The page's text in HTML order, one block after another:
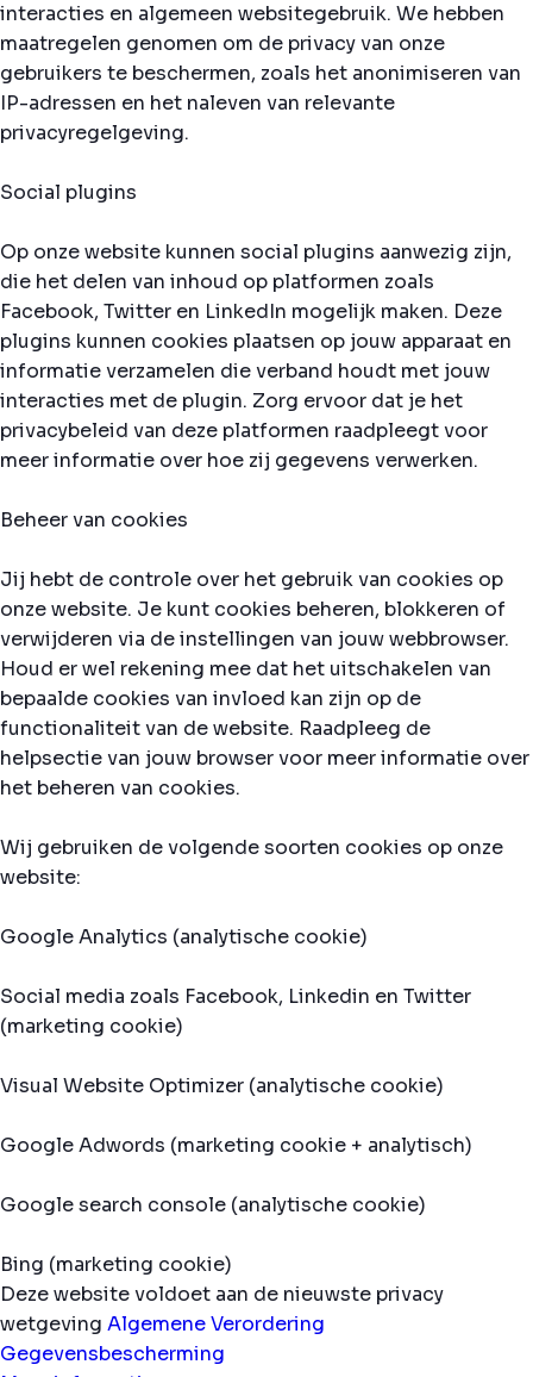
interacties en algemeen websitegebruik. We hebben
maatregelen genomen om de privacy van onze
gebruikers te beschermen, zoals het anonimiseren van
IP-adressen en het naleven van relevante
privacyregelgeving.
Social plugins
Op onze website kunnen social plugins aanwezig zijn,
die het delen van inhoud op platformen zoals
Facebook, Twitter en LinkedIn mogelijk maken. Deze
plugins kunnen cookies plaatsen op jouw apparaat en
informatie verzamelen die verband houdt met jouw
interacties met de plugin. Zorg ervoor dat je het
privacybeleid van deze platformen raadpleegt voor
meer informatie over hoe zij gegevens verwerken.
Beheer van cookies
Jij hebt de controle over het gebruik van cookies op
onze website. Je kunt cookies beheren, blokkeren of
verwijderen via de instellingen van jouw webbrowser.
Houd er wel rekening mee dat het uitschakelen van
bepaalde cookies van invloed kan zijn op de
functionaliteit van de website. Raadpleeg de
helpsectie van jouw browser voor meer informatie over
het beheren van cookies.
Wij gebruiken de volgende soorten cookies op onze
website:
Google Analytics (analytische cookie)
Social media zoals Facebook, Linkedin en Twitter
(marketing cookie)
Visual Website Optimizer (analytische cookie)
Google Adwords (marketing cookie + analytisch)
Google search console (analytische cookie)
Bing (marketing cookie)
Deze website voldoet aan de nieuwste privacy
wetgeving Algemene Verordering
Gegevensbescherming